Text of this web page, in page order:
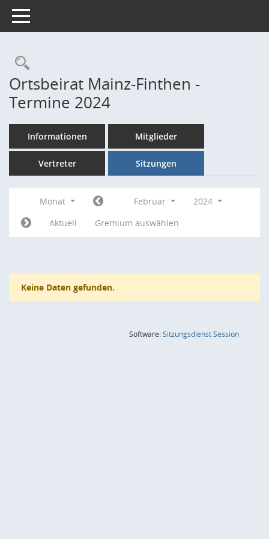
Toggle navigation
Rechercheauswahl
Ortsbeirat Mainz-Finthen -
Termine 2024
Informationen Mitglieder
Vertreter Sitzungen
Monat Februar
2024
Aktuell
Gremium auswählen
Keine Daten gefunden.
Software:SitzungsdienstSession(Wird in